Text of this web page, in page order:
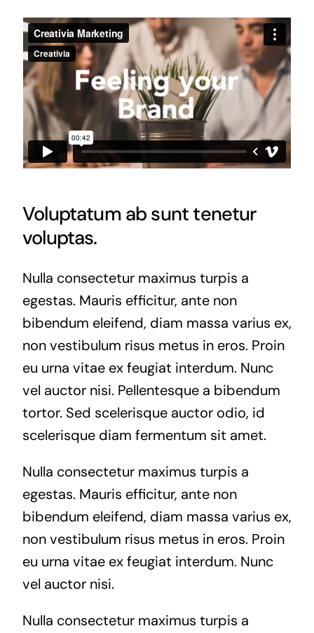
Voluptatum ab sunt tenetur
voluptas.
Nulla consectetur maximus turpis a
egestas. Mauris efficitur, ante non
bibendum eleifend, diam massa varius ex,
non vestibulum risus metus in eros. Proin
eu urna vitae ex feugiat interdum. Nunc
vel auctor nisi. Pellentesque a bibendum
tortor. Sed scelerisque auctor odio, id
scelerisque diam fermentum sit amet.
Nulla consectetur maximus turpis a
egestas. Mauris efficitur, ante non
bibendum eleifend, diam massa varius ex,
non vestibulum risus metus in eros. Proin
eu urna vitae ex feugiat interdum. Nunc
vel auctor nisi.
Nulla consectetur maximus turpis a